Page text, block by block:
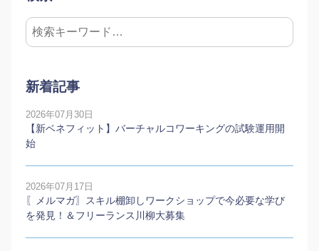
新着記事
2026年07月30日
【新ベネフィット】バーチャルコワーキングの試験運用開
始
2026年07月17日
〖メルマガ〗スキル棚卸しワークショップで今必要な学び
を発見！＆フリーランス川柳大募集